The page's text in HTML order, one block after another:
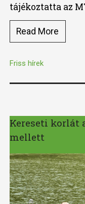
tájékoztatta az
Read More
Friss hírek
Kereseti korlát
mellett